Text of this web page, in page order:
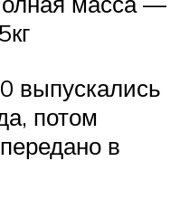
выпускались
потом
в